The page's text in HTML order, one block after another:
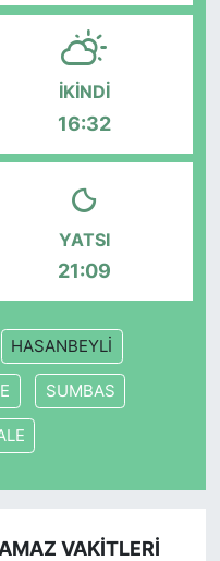
İKINDI
16:32
YATSI
21:09
HASANBEYLİ
SUMBAS
VAKITLERI